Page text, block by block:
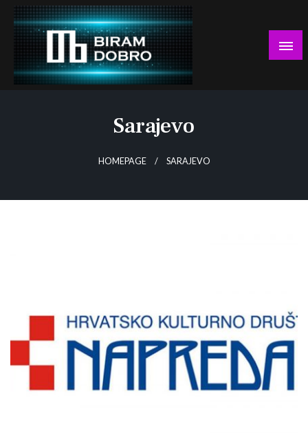
Skip
content
Sarajevo
HOMEPAGE SARAJEVO